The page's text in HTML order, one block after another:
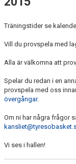
Träningstider se
Vill du provspela med
Alla är välkomna att
Spelar du redan i en
provspela med oss
övergångar.
Om ni har några frågor
Vi ses i hallen!